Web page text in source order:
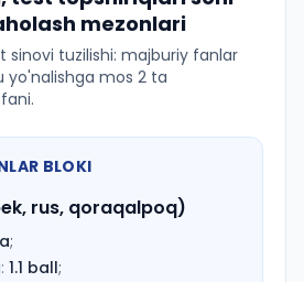
mezonlari
sinovi tuzilishi: majburiy fanlar
yo'nalishga mos 2 ta
BLOKI
rus, qoraqalpoq)
;
1.1 ball;